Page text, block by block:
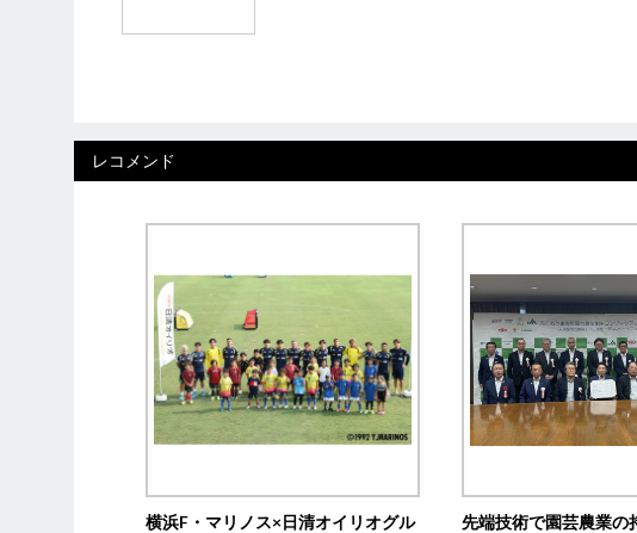
レコメンド
横浜F・マリノス×日清オイリオグル
先端技術で園芸農業の